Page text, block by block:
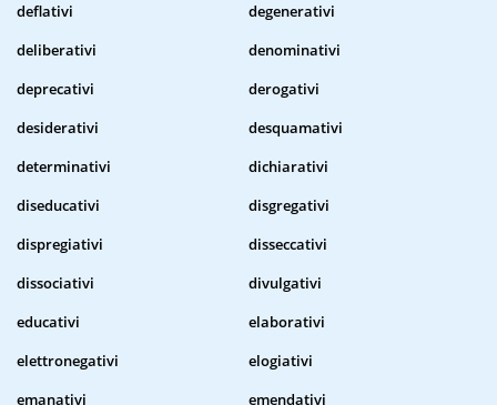
deflativi
degenerativi
deliberativi
denominativi
deprecativi
derogativi
desiderativi
desquamativi
determinativi
dichiarativi
diseducativi
disgregativi
dispregiativi
disseccativi
dissociativi
divulgativi
educativi
elaborativi
elettronegativi
elogiativi
emanativi
emendativi